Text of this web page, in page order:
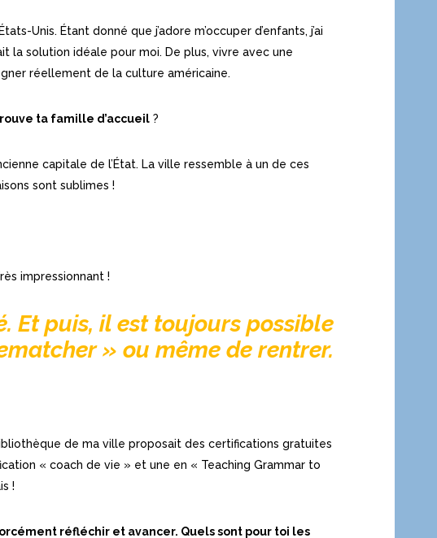
Unis. Étant donné que j’adore m’occuper d’enfants, j’ai
la solution idéale pour moi. De plus, vivre avec une
réellement de la culture américaine.
ta famille d’accueil ?
capitale de l’État. La ville ressemble à un de ces
sont sublimes !
impressionnant !
Et puis, il est toujours possible
» ou même de rentrer.
de ma ville proposait des certifications gratuites
« coach de vie » et une en « Teaching Grammar to
!
réfléchir et avancer. Quels sont pour toi les